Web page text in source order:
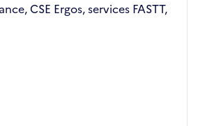
CSE Ergos, services FASTT,